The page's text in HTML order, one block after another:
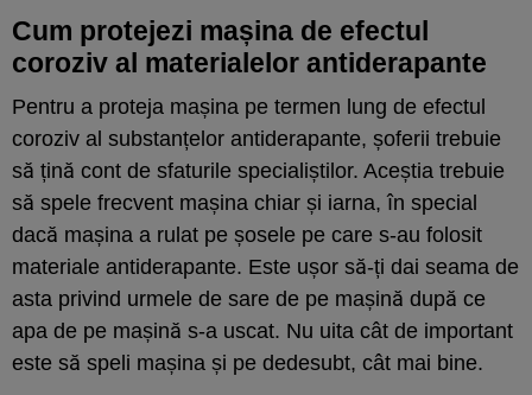
Cum protejezi mașina de efectul
coroziv al materialelor antiderapante
Pentru a proteja mașina pe termen lung de efectul
coroziv al substanțelor antiderapante, șoferii trebuie
să țină cont de sfaturile specialiștilor. Aceștia trebuie
să spele frecvent mașina chiar și iarna, în special
dacă mașina a rulat pe șosele pe care s-au folosit
materiale antiderapante. Este ușor să-ți dai seama de
asta privind urmele de sare de pe mașină după ce
apa de pe mașină s-a uscat. Nu uita cât de important
este să speli mașina și pe dedesubt, cât mai bine.